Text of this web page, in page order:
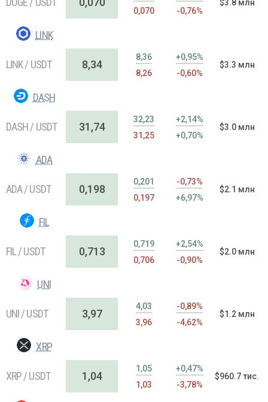
0,070
-0,76%
$3.8 млн
LINK
LINK / USDT 8,34
8,36
8,26
+0,95%
-0,60%
$3.3 млн
DASH
DASH / USDT 31,74
32,23
31,25
+2,14%
+0,70%
$3.0 млн
ADA
ADA / USDT 0,198
0,201
0,197
-0,73%
+6,97%
$2.1 млн
FIL
FIL / USDT 0,713
0,719
0,706
+2,54%
-0,90%
$2.0 млн
UNI
UNI / USDT 3,97
4,03
3,96
-0,89%
-4,62%
$1.2 млн
XRP
XRP / USDT 1,04
1,05
1,03
+0,47%
-3,78%
$960.7 тис.